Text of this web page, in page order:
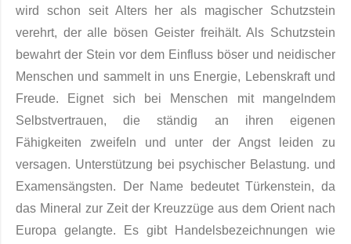
wird schon seit Alters her als magischer Schutzstein
verehrt, der alle bösen Geister freihält. Als Schutzstein
bewahrt der Stein vor dem Einfluss böser und neidischer
Menschen und sammelt in uns Energie, Lebenskraft und
Freude. Eignet sich bei Menschen mit mangelndem
Selbstvertrauen, die ständig an ihren eigenen
Fähigkeiten zweifeln und unter der Angst leiden zu
versagen. Unterstützung bei psychischer Belastung. und
Examensängsten. Der Name bedeutet Türkenstein, da
das Mineral zur Zeit der Kreuzzüge aus dem Orient nach
Europa ge­langte. Es gibt Handelsbezeichnungen wie